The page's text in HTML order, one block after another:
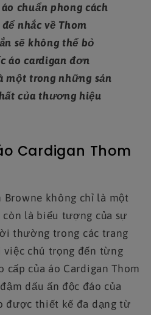
chuẩn phong cách
nhắc về Thom
sẽ không thể bỏ
áo cardigan đơn
một trong những sản
của thương hiệu
Cardigan Thom
Browne không chỉ là một
là biểu tượng của sự
thường trong các trang
việc chú trọng đến từng
của áo Cardigan Thom
dấu ấn độc đáo của
được thiết kế đa dạng từ